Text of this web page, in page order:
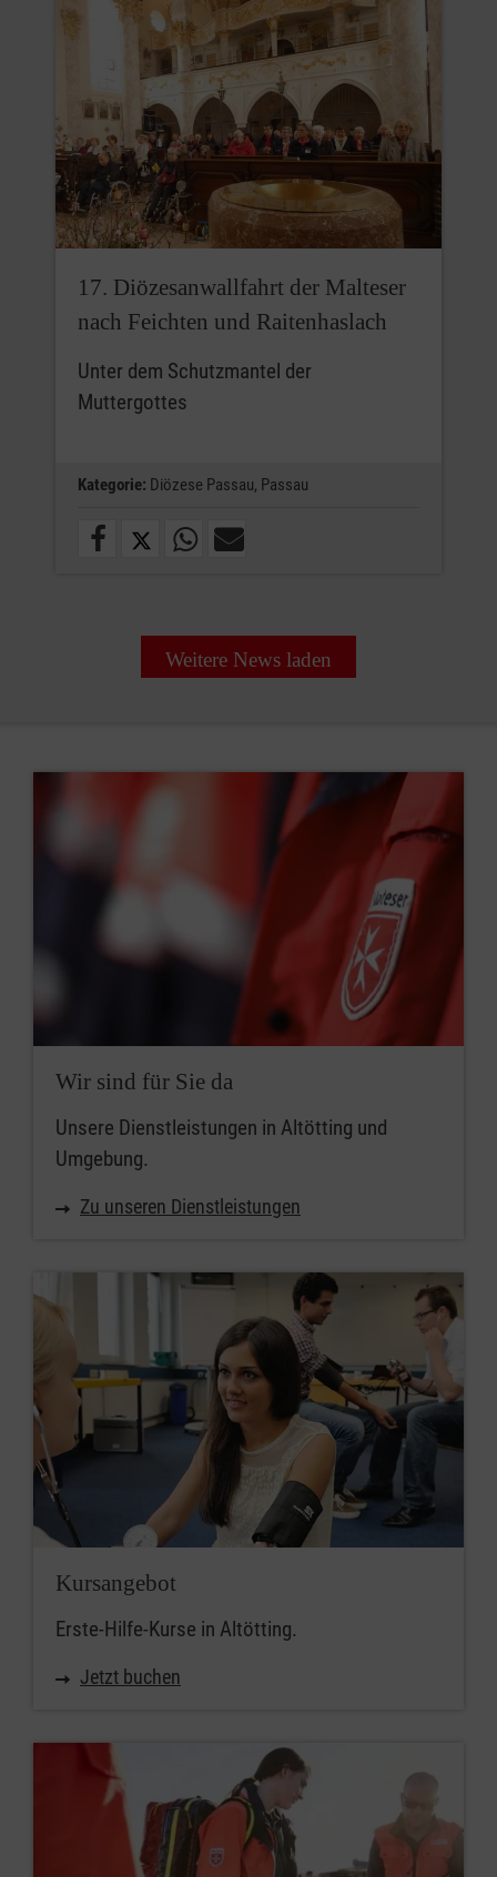
17. Diözesanwallfahrt der Malteser
nach Feichten und Raitenhaslach
Unter dem Schutzmantel der
Muttergottes
Kategorie: Diözese Passau, Passau
Weitere News laden
Wir sind für Sie da
Unsere Dienstleistungen in Altötting und
Umgebung.
Zu unseren Dienstleistungen
Kursangebot
Erste-Hilfe-Kurse in Altötting.
Jetzt buchen